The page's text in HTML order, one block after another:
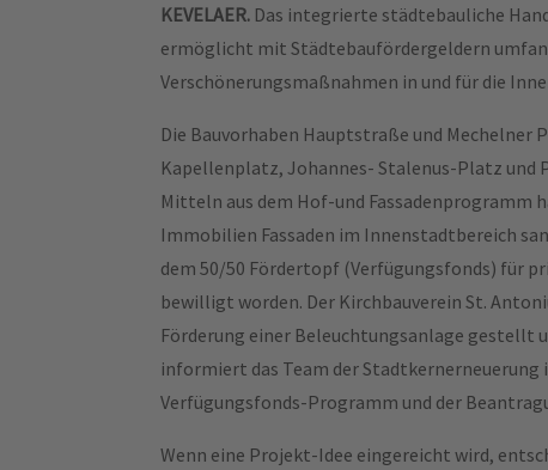
KEVELAER. Das integrierte städtebauliche
ermöglicht mit Städtebaufördergeldern
Verschönerungsmaßnahmen in und für die
Die Bauvorhaben Hauptstraße und
Kapellenplatz, Johannes- Stalenus-Platz
Mitteln aus dem Hof-und Fassadenprogramm
Immobilien Fassaden im Innenstadtbereich
dem 50/50 Fördertopf (Verfügungsfonds) für
bewilligt worden. Der Kirchbauverein St.
Förderung einer Beleuchtungsanlage gestellt
informiert das Team der Stadtkernerneuerung
Verfügungsfonds-Programm und der
Wenn eine Projekt-Idee eingereicht wird,